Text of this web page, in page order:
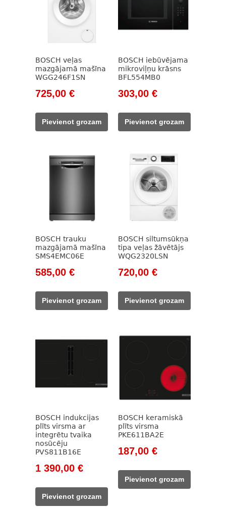
BOSCH veļas
mazgājamā mašīna
WGG246F1SN
Original
was:
949,00 €.
725,00 €Current
725,00 €.
Pievienot grozam
BOSCH iebūvējama
mikroviļņu krāsns
BFL554MB0
Original
was:
390,00 €.
303,00 €Current
303,00 €.
Pievienot grozam
BOSCH trauku
mazgājamā mašīna
SMS4EMC06E
Original
was:
749,00 €.
585,00 €Current
585,00 €.
Pievienot grozam
BOSCH siltumsūkņa
tipa veļas žāvētājs
WQG2320LSN
Original
was:
944,00 €.
720,00 €Current
720,00 €.
Pievienot grozam
BOSCH indukcijas
plīts virsma ar
integrētu tvaika
nosūcēju
PVS811B16E
Original
was:
1
1 390,00 €Current
1
Pievienot grozam
BOSCH keramiskā
plīts virsma
PKE611BA2E
Original
was:
261,00 €.
187,00 €Current
187,00 €.
Pievienot grozam